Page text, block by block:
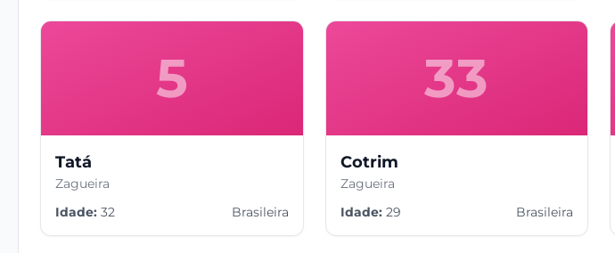
5
Tatá
Zagueira
Idade: 32 Brasileira
33
Cotrim
Zagueira
Idade:29 Brasileira